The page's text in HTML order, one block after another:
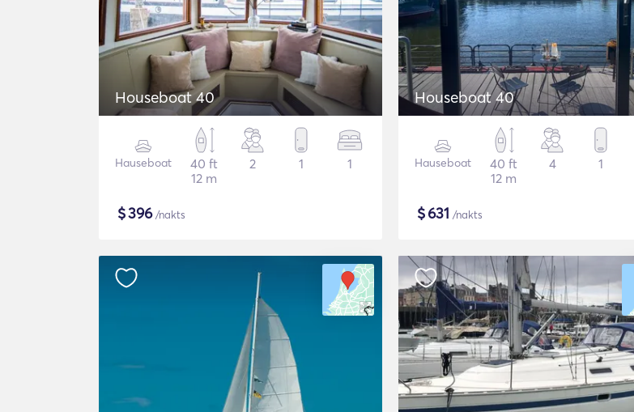
Houseboat 40
Hauseboat
40 ft
12 m
2 1 1
$396/nakts
Houseboat 40
Hauseboat
40 ft
12 m
4 1
$631 /nakts